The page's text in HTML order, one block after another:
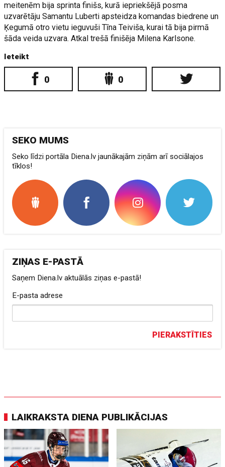
meitenēm bija sprinta finišs, kurā iepriekšējā posma
uzvarētāju Samantu Luberti apsteidza komandas biedrene un
Ķegumā otro vietu ieguvuši Tīna Teiviša, kurai tā bija pirmā
šāda veida uzvara. Atkal trešā finišēja Milena Karlsone.
Ieteikt
0 0
SEKO MUMS
Seko līdzi portāla Diena.lv jaunākajām ziņām arī sociālajos
tīklos!
ZIŅAS E-PASTĀ
Saņem Diena.lv aktuālās ziņas e-pastā!
E-pasta adrese
PIERAKSTĪTIES
LAIKRAKSTA DIENA PUBLIKĀCIJAS